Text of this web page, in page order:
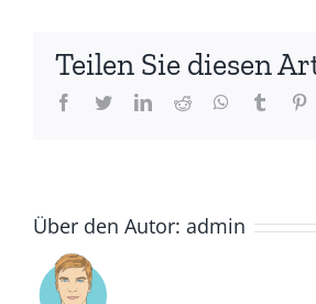
Teilen Sie diesen
Facebook
TwitterLinkedIn
Reddit Whatsapp
Tumblr
Über den Autor: admin